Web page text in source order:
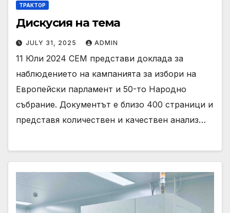
ТРАКТОР
Дискусия на тема
JULY 31, 2025 ADMIN
11 Юли 2024 СЕМ представи доклада за
наблюдението на кампанията за избори на
Европейски парламент и 50-то Народно
събрание. Документът е близо 400 страници и
представя количествен и качествен анализ…